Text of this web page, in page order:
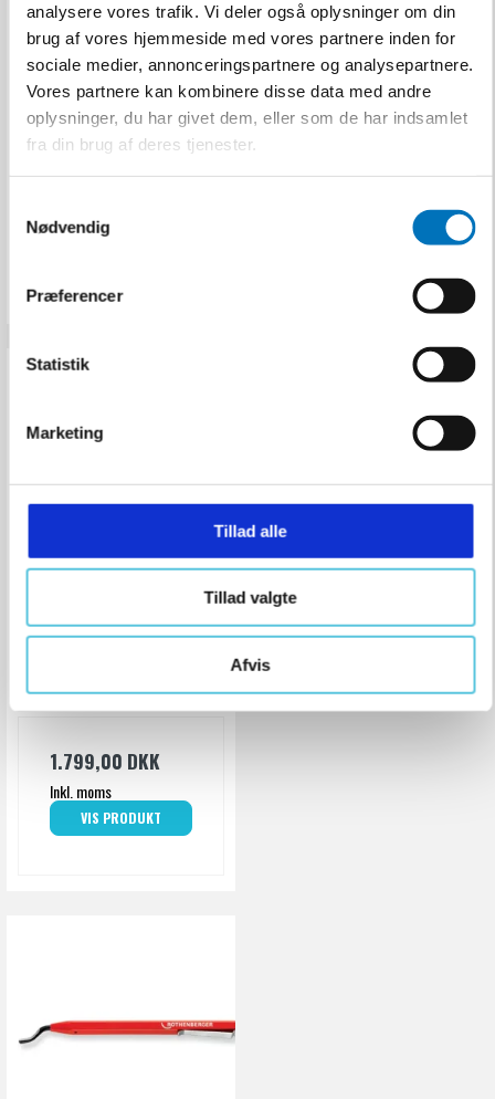
analysere vores trafik. Vi deler også oplysninger om din
brug af vores hjemmeside med vores partnere inden for
sociale medier, annonceringspartnere og analysepartnere.
Vores partnere kan kombinere disse data med andre
oplysninger, du har givet dem, eller som de har indsamlet
fra din brug af deres tjenester.
Nødvendig
Præferencer
Statistik
Marketing
Tillad alle
Tillad valgte
Afvis
Rothenberger
Plastsaks Rocut TC50
Pro
Rothenberger
52010
Inkl. moms
Plastsaks Rocut TC75
1.799,00 DKK
Inkl. moms
VIS PRODUKT